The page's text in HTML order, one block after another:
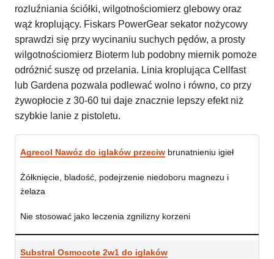
rozluźniania ściółki, wilgotnościomierz glebowy oraz
wąż kroplujący. Fiskars PowerGear sekator nożycowy
sprawdzi się przy wycinaniu suchych pędów, a prosty
wilgotnościomierz Bioterm lub podobny miernik pomoże
odróżnić suszę od przelania. Linia kroplująca Cellfast
lub Gardena pozwala podlewać wolno i równo, co przy
żywopłocie z 30-60 tui daje znacznie lepszy efekt niż
szybkie lanie z pistoletu.
Agrecol Nawóz do iglaków przeciw brunatnieniu igieł
Żółknięcie, bladość, podejrzenie niedoboru magnezu i
żelaza
Nie stosować jako leczenia zgnilizny korzeni
Substral Osmocote 2w1 do iglaków